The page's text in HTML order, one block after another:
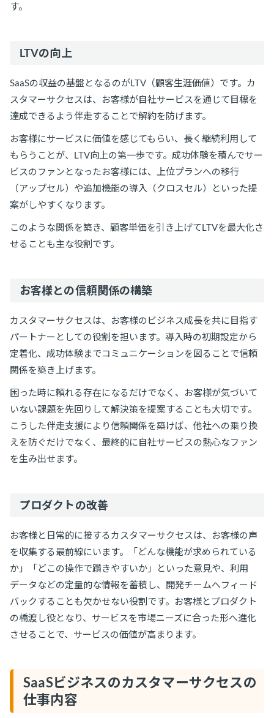
す。
LTVの向上
SaaSの収益の基盤となるのがLTV（顧客生涯価値）です。カ
スタマーサクセスは、お客様が自社サービスを通じて目標を
達成できるよう伴走することで解約を防げます。
お客様にサービスに価値を感じてもらい、長く継続利用して
もらうことが、LTV向上の第一歩です。成功体験を積んでサー
ビスのファンとなったお客様には、上位プランへの移行
（アップセル）や追加機能の導入（クロスセル）といった提
案がしやすくなります。
このような関係を築き、顧客単価を引き上げてLTVを最大化さ
せることも主な役割です。
お客様との信頼関係の構築
カスタマーサクセスは、お客様のビジネス成長を共に目指す
パートナーとしての役割を担います。導入時の初期設定から
定着化、成功体験までコミュニケーションを図ることで信頼
関係を築き上げます。
困った時に頼れる存在になるだけでなく、お客様が気づいて
いない課題を先回りして解決策を提案することも大切です。
こうした伴走支援により信頼関係を築けば、他社への乗り換
えを防ぐだけでなく、最終的に自社サービスの熱心なファン
を生み出せます。
プロダクトの改善
お客様と日常的に接するカスタマーサクセスは、お客様の声
を収集する最前線にいます。「どんな機能が求められている
か」「どこの操作で躓きやすいか」といった意見や、利用
データなどの定量的な情報を蓄積し、開発チームへフィード
バックすることも欠かせない役割です。お客様とプロダクト
の橋渡し役となり、サービスを市場ニーズに合った形へ進化
させることで、サービスの価値が高まります。
SaaSビジネスのカスタマーサクセスの
仕事内容